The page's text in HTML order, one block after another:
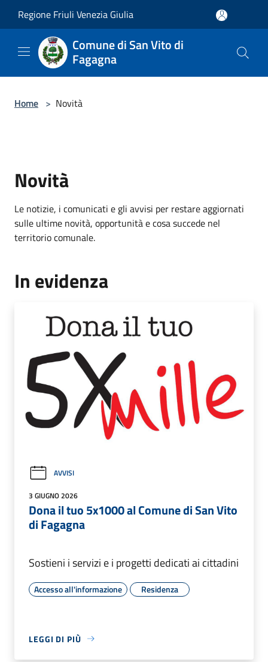
Regione Friuli Venezia Giulia
Comune di San Vito di
Fagagna
Home > Novità
Novità
Le notizie, i comunicati e gli avvisi per restare aggiornati
sulle ultime novità, opportunità e cosa succede nel
territorio comunale.
In evidenza
AVVISI
3 GIUGNO 2026
Dona il tuo 5x1000 al Comune di San Vito
di Fagagna
Sostieni i servizi e i progetti dedicati ai cittadini
Accesso all'informazione Residenza
LEGGI DI PIÙ